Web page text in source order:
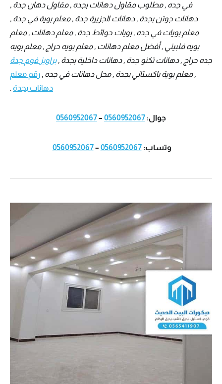
في جده , مطلوب مقاول دهانات بجده , مقاول دهان جدة ,
دهانات جوتن بجدة , دهانات الجزيرة جدة , معلم بوية في جدة ,
معلم بويات في جده , بويات حوائط جدة , معلم دهانات , معلم
بويه فلبيني , أفضل معلم دهانات , معلم بويه حراج , معلم بويه
جده حراج , دهانات تكنو جدة , دهانات داخلية بجدة ,براويز فوم جدة
, معلم بوية باكستاني بجدة , محل دهانات في جده , رقم معلم
دهانات بجدة .
جوال: 0560952067
–
0560952067
وتساب:0560952067
–
0560952067